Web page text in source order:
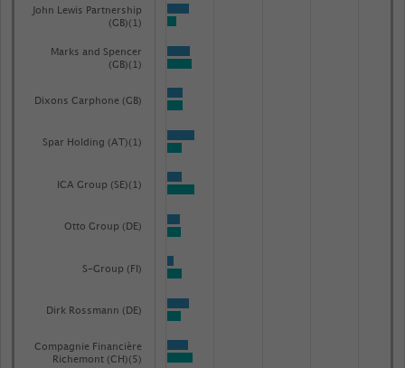
John Lewis Partnership
(GB)(1)
ICA Group (SE)(1)
Compagnie Financière
Richemont (CH)(5)
Marks and Spencer
(GB)(1)
Dixons Carphone (GB)
Spar Holding (AT)(1)
Otto Group (DE)
S-Group (FI)
Dirk Rossmann (DE)